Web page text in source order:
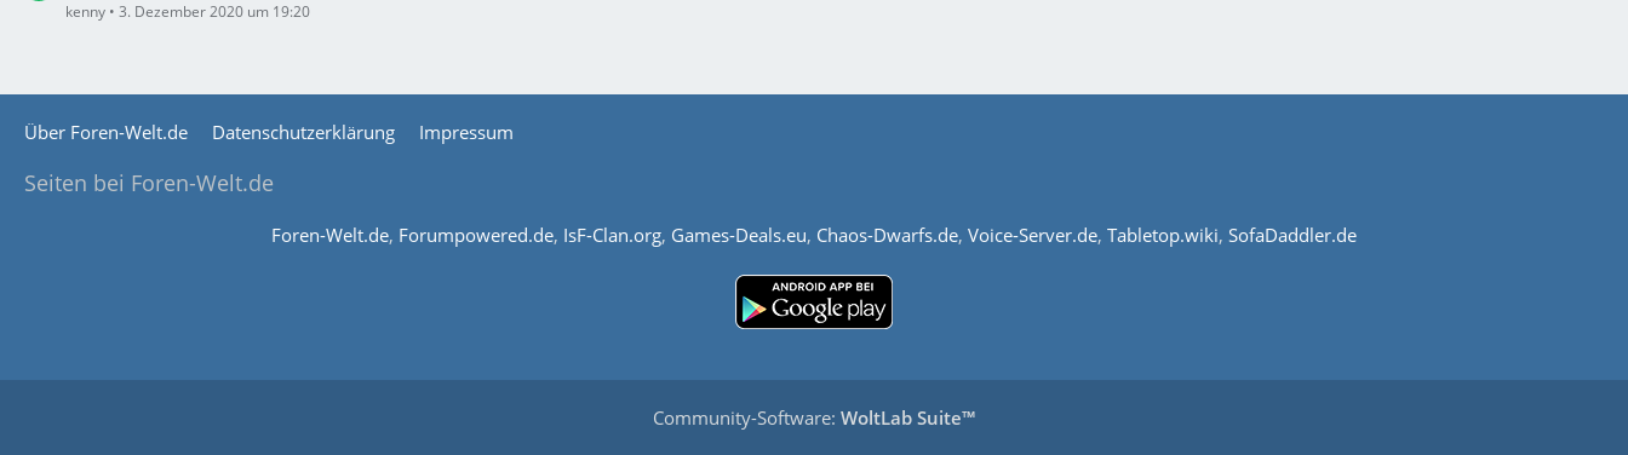
kenny 3. Dezember 2020 um 19:20
Über Foren-Welt.de Datenschutzerklärung Impressum
Seiten bei Foren-Welt.de
Foren-Welt.de, Forumpowered.de, IsF-Clan.org, Games-Deals.eu, Chaos-Dwarfs.de, Voice-Server.de, Tabletop.wiki, SofaDaddler.de
Community-Software: WoltLab Suite™